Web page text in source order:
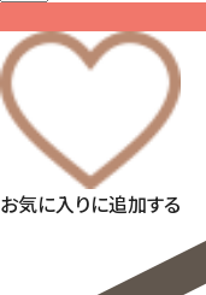
お気に入りに追加する